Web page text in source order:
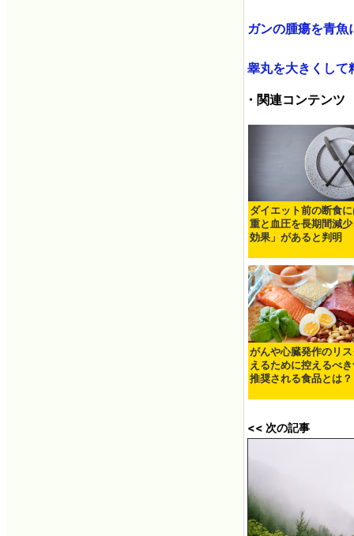
ガンの腫瘍を青
睾丸を大きくして
・関連コンテンツ
ダイエット前の断食
重と血圧を長期間減
効果」があると判明
がんや心臓発作のリ
えるために控えるべ
推奨される食品とは？
<< 次の記事